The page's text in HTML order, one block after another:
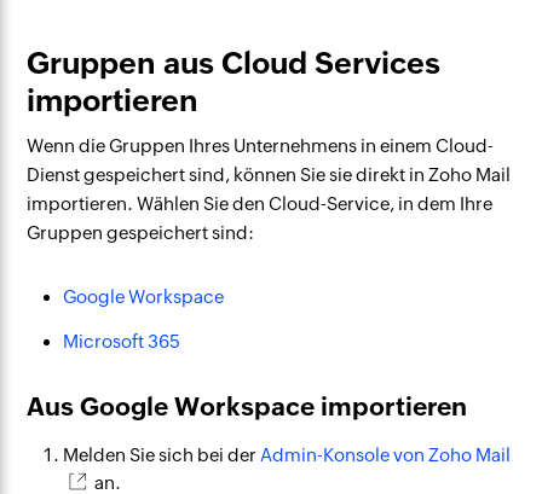
Gruppen aus Cloud Services
importieren
Wenn die Gruppen Ihres Unternehmens in einem Cloud-
Dienst gespeichert sind, können Sie sie direkt in Zoho Mail
importieren. Wählen Sie den Cloud-Service, in dem Ihre
Gruppen gespeichert sind:
Google Workspace
Microsoft 365
Aus Google Workspace importieren
Melden Sie sich bei der Admin-Konsole von Zoho Mail
an.